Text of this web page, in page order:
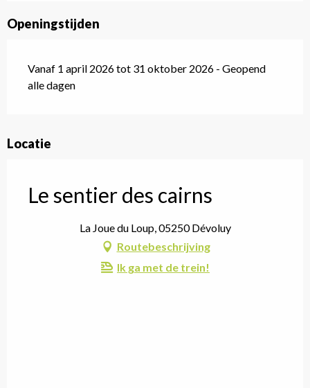
Openingstijden
Vanaf 1 april 2026 tot 31 oktober 2026 - Geopend
alle dagen
Locatie
Le sentier des cairns
La Joue du Loup, 05250 Dévoluy
Routebeschrijving
Ik ga met de trein!